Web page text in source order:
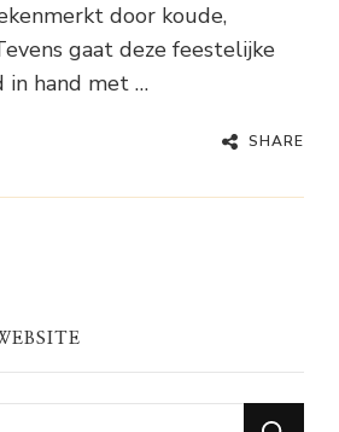
door koude,
gaat deze feestelijke
in hand met …
SHARE